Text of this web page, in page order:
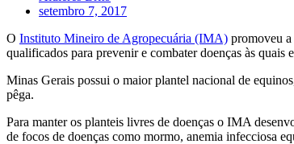
setembro 7, 2017
O Instituto Mineiro de Agropecuária (IMA) promoveu
qualificados para prevenir e combater doenças às quais
Minas Gerais possui o maior plantel nacional de
pêga.
Para manter os planteis livres de doenças o IMA
de focos de doenças como mormo, anemia infecciosa